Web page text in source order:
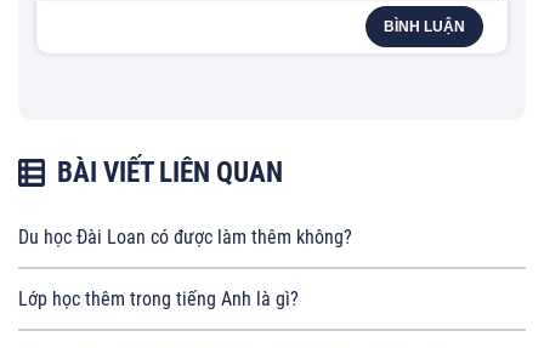
BÌNH LUẬN
BÀI VIẾT LIÊN QUAN
Du học Đài Loan có được làm thêm không?
Lớp học thêm trong tiếng Anh là gì?